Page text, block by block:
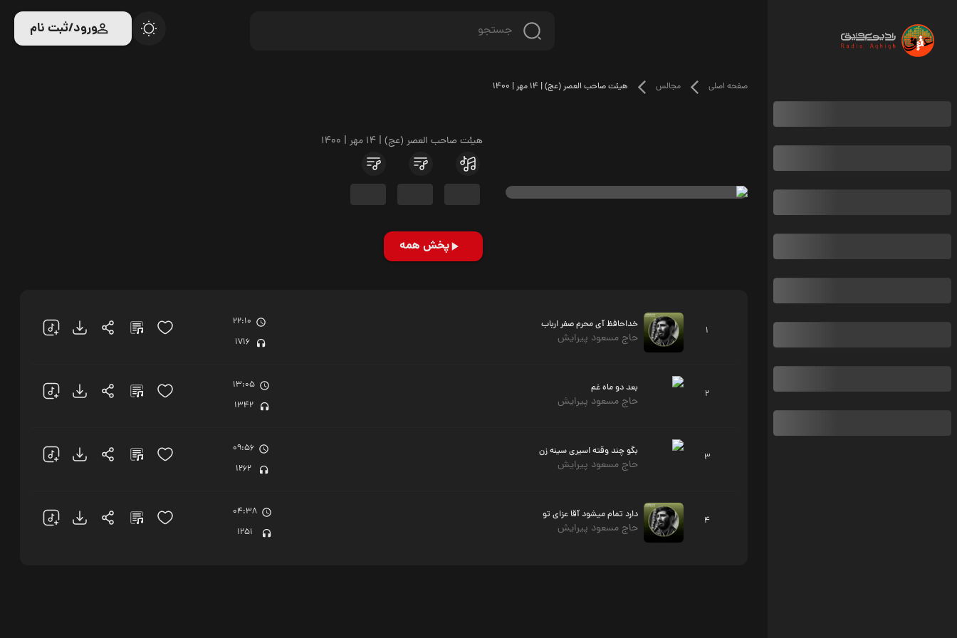
ورود/ثبت نام
صفحه اصلی مجالس هیئت صاحب العصر (عج) | 14 مهر | 1400
هیئت صاحب العصر (عج) | 14 مهر | 1400
پخش همه
1 خداحافظ آی محرم صفر ارباب
حاج مسعود پیرایش
22:10
1716
2 بعد دو ماه غم
حاج مسعود پیرایش
13:05
1342
3 بگو چند وقته اسیری سینه زن
حاج مسعود پیرایش
09:56
1262
4 دارد تمام میشود آقا عزای تو
حاج مسعود پیرایش
04:38
1251